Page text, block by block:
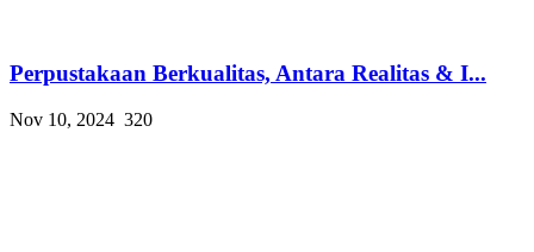
Perpustakaan Berkualitas, Antara Realitas & I...
Nov 10, 2024 320